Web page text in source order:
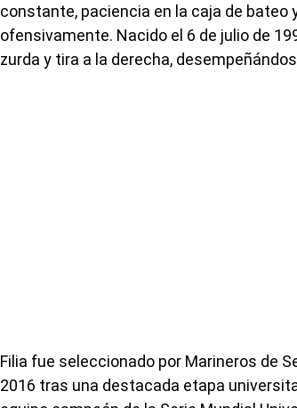
constante, paciencia en la caja de bateo
ofensivamente. Nacido el 6 de julio de
zurda y tira a la derecha,
Filia fue seleccionado por Marineros de
2016 tras una destacada etapa